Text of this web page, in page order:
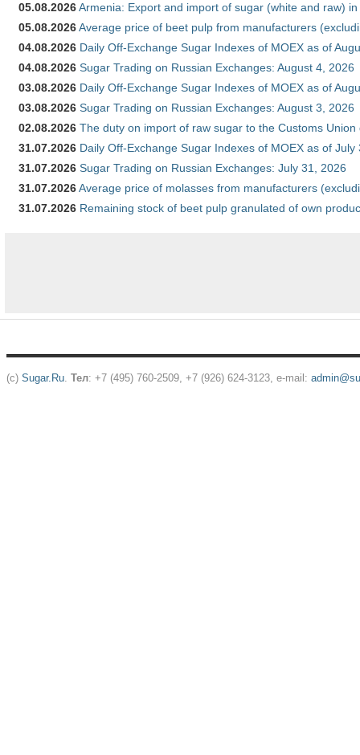
05.08.2026Armenia: Export and import of sugar (white and raw)
05.08.2026Average price of beet pulp from manufacturers
04.08.2026 Daily Off-Exchange Sugar Indexes of MOEX as of
04.08.2026 Sugar Trading on Russian Exchanges: August 4, 2026
03.08.2026 Daily Off-Exchange Sugar Indexes of MOEX as of
03.08.2026 Sugar Trading on Russian Exchanges: August 3, 2026
02.08.2026 The duty on import of raw sugar to the Customs
31.07.2026 Daily Off-Exchange Sugar Indexes of MOEX as of July
31.07.2026 Sugar Trading on Russian Exchanges: July 31, 2026
31.07.2026Average price of molasses from manufacturers
31.07.2026 Remaining stock of beet pulp granulated of own
(c) Sugar.Ru. Тел: +7 (495) 760-2509, +7 (926) 624-3123, e-mail: